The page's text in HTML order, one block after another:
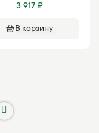
3 917 ₽
В корзину